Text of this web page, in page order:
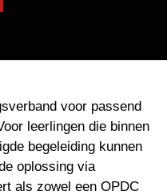
voor passend
leerlingen die binnen
begeleiding kunnen
oplossing via
als zowel een OPDC